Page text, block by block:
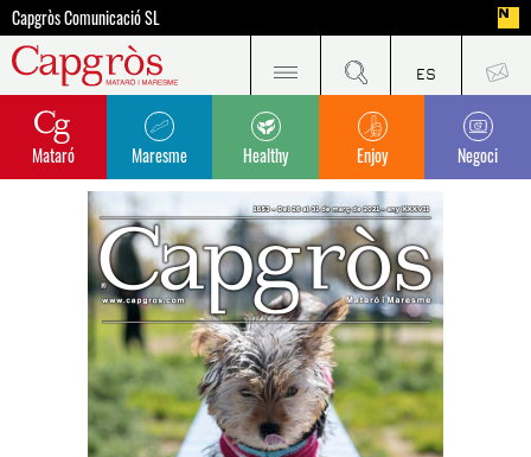
Capgròs Comunicació SL
Mataró Maresme Healthy Enjoy Negoci